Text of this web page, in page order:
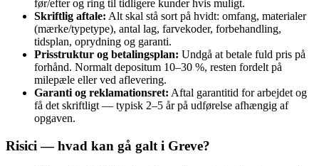
før/efter og ring til tidligere kunder hvis muligt.
Skriftlig aftale: Alt skal stå sort på hvidt: omfang, materialer
(mærke/typetype), antal lag, farvekoder, forbehandling,
tidsplan, oprydning og garanti.
Prisstruktur og betalingsplan: Undgå at betale fuld pris på
forhånd. Normalt depositum 10–30 %, resten fordelt på
milepæle eller ved aflevering.
Garanti og reklamationsret: Aftal garantitid for arbejdet og
få det skriftligt — typisk 2–5 år på udførelse afhængig af
opgaven.
Risici — hvad kan gå galt i Greve?